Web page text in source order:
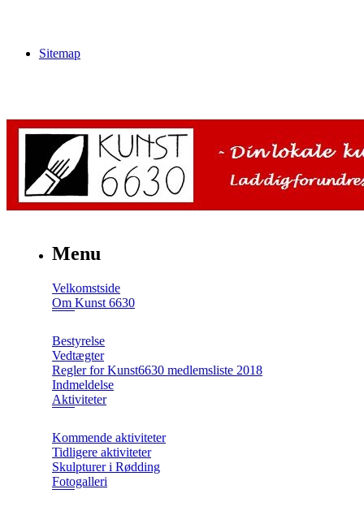
Sitemap
Menu
Velkomstside
Om Kunst 6630
Bestyrelse
Vedtægter
Regler for Kunst6630 medlemsliste 2018
Indmeldelse
Aktiviteter
Kommende aktiviteter
Tidligere aktiviteter
Skulpturer i Rødding
Fotogalleri